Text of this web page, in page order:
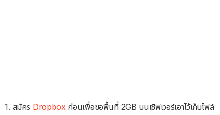
1. สมัคร Dropboxก่อนเพื่อขอพื้นที่ 2GB บนเซิฟเวอร์เอาไว้เก็บไฟล์